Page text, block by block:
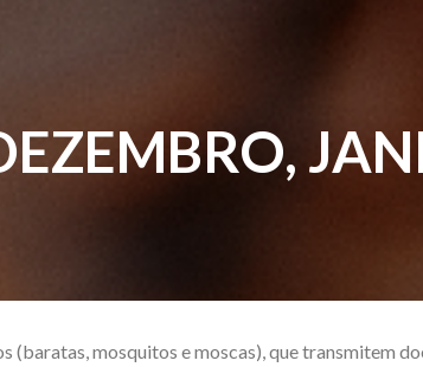
(baratas, mosquitos e moscas), que transmitem